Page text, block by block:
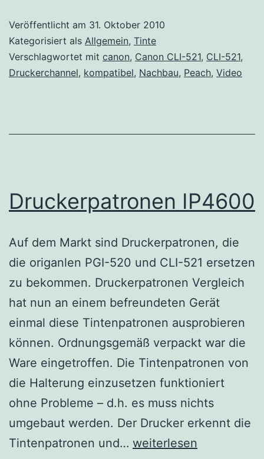
Veröffentlicht am 31. Oktober 2010
Kategorisiert als Allgemein, Tinte
Verschlagwortet mit canon, Canon CLI-521, CLI-521,
Druckerchannel, kompatibel, Nachbau, Peach, Video
Druckerpatronen IP4600
Auf dem Markt sind Druckerpatronen, die
die origanlen PGI-520 und CLI-521 ersetzen
zu bekommen. Druckerpatronen Vergleich
hat nun an einem befreundeten Gerät
einmal diese Tintenpatronen ausprobieren
können. Ordnungsgemäß verpackt war die
Ware eingetroffen. Die Tintenpatronen von
die Halterung einzusetzen funktioniert
ohne Probleme – d.h. es muss nichts
umgebaut werden. Der Drucker erkennt die
Tintenpatronen und… Druckerpatronen
weiterlesen